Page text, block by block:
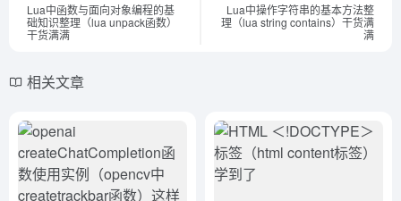
Lua中函数与面向对象编程的基
础知识整理（lua unpack函数）
干货满满
Lua中操作字符串的基本方法整
理（lua string contains）干货满
满
相关文章